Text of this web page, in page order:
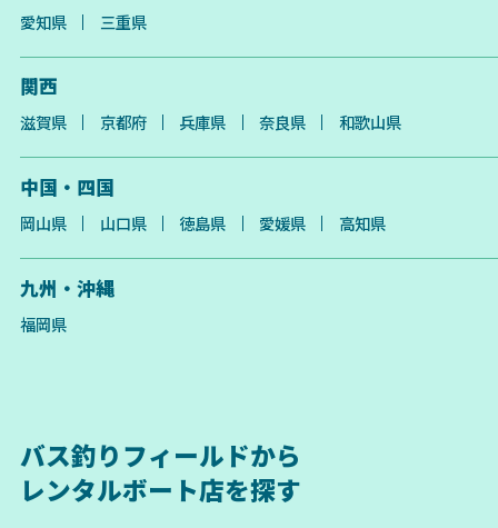
愛知県 三重県
関西
滋賀県 京都府 兵庫県 奈良県 和歌山県
中国・四国
岡山県 山口県 徳島県 愛媛県 高知県
九州・沖縄
福岡県
バス釣りフィールドから
レンタルボート店を探す